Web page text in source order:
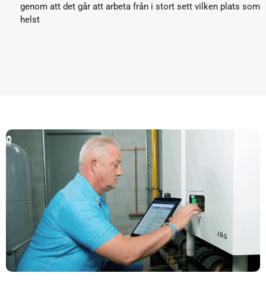
genom att det går att arbeta från i stort sett vilken plats som
helst